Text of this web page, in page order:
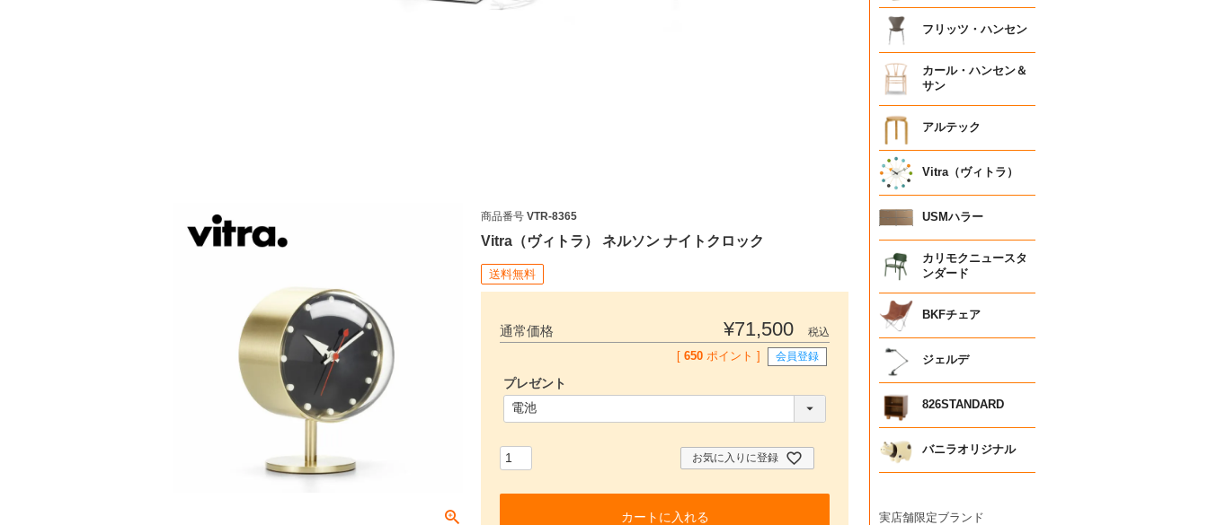
商品番号 VTR-8365
Vitra（ヴィトラ） ネルソン ナイトクロック
送料無料
通常価格 ¥71,500
税込
[650 ポイント ] 会員登録
プレゼント
お気に入りに登録
カートに入れる
フリッツ・ハンセン
カール・ハンセン＆
サン
アルテック
Vitra（ヴィトラ）
USMハラー
カリモクニュースタ
ンダード
BKFチェア
ジェルデ
826STANDARD
バニラオリジナル
実店舗限定ブランド